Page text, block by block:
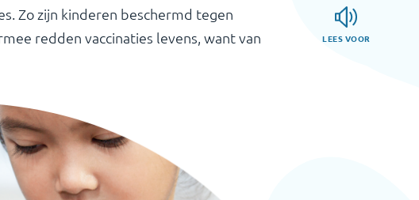
Zo zijn kinderen beschermd tegen
redden vaccinaties levens, want van
LEES VOOR